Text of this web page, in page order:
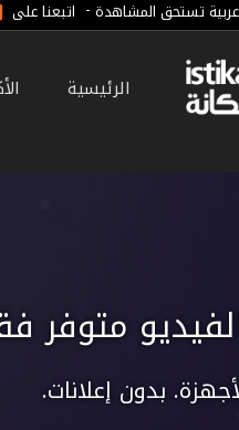
تستحق المشاهدة - اتبعنا على
الرئيسية
متوفر
بدون إعلانات.